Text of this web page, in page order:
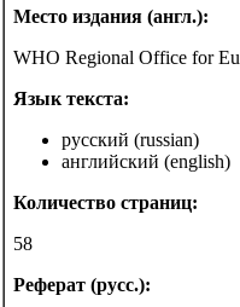
Место издания (англ.):
WHO Regional Office for
Язык текста:
русский (russian)
английский (english)
Количество страниц:
58
Реферат (русс.):